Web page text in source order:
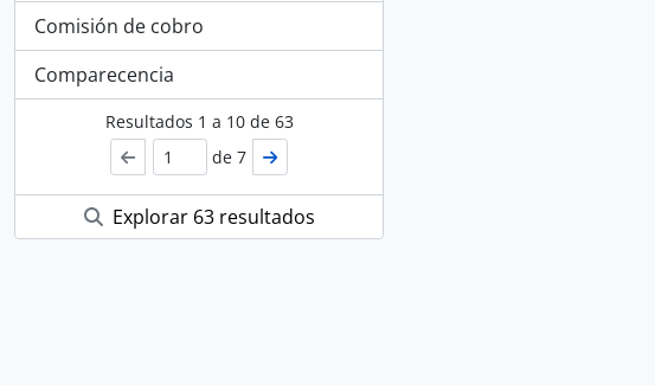
Comisión de cobro
Comparecencia
Resultados 1 a 10de 63
de 7
Explorar 63 resultados